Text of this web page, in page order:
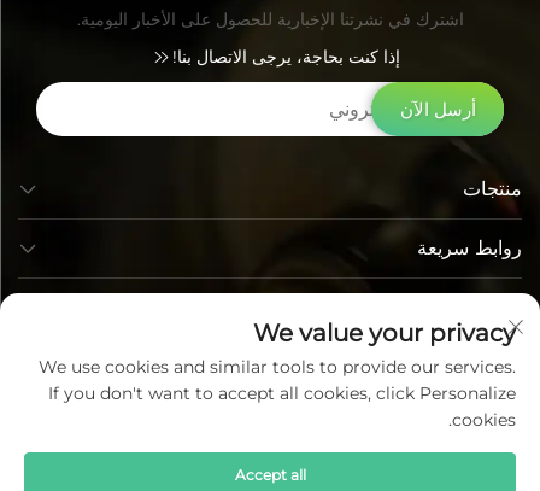
اشترك في نشرتنا الإخبارية للحصول على الأخبار اليومية.
إذا كنت بحاجة، يرجى الاتصال بنا!
أرسل الآن
روابط سريعة
منتجات
We value your privacy
We use cookies and similar tools to provide our services.
If you don't want to accept all cookies, click Personalize
cookies.
Accept all